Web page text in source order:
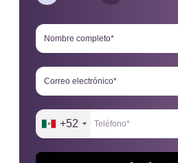
+52